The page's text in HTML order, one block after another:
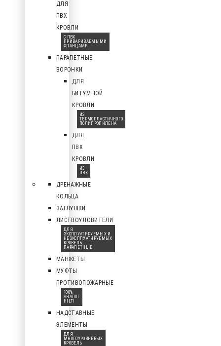
ДЛЯ
ПВХ
КРОВЛИ
С ПВХ
ПРИВАРИВАЕМЫМИ
ФЛАНЦАМИ
ПАРАПЕТНЫЕ
ВОРОНКИ
ДЛЯ
БИТУМНОЙ
КРОВЛИ
ИЗ
ТЕРМОПЛАСТИЧНОГО
ПОЛИПРОПИЛЕНА
ДЛЯ
ПВХ
КРОВЛИ
ИЗ
ПВХ
ДРЕНАЖНЫЕ
КОЛЬЦА
ЗАГЛУШКИ
ЛИСТВОУЛОВИТЕЛИ
ДЛЯ
ЭКСПЛУАТИРУЕМЫХ И
НЕЭКСПЛУАТИРУЕМЫХ
КРОВЕЛЬ,
ПАРАПЕТНЫЕ
МАНЖЕТЫ
МУФТЫ
ПРОТИВОПОЖАРНЫЕ
100%
АНАЛОГ
HILTI
НАДСТАВНЫЕ
ЭЛЕМЕНТЫ
ДЛЯ
МНОГОУРОВНЕВЫХ
КРОВЕЛЬ